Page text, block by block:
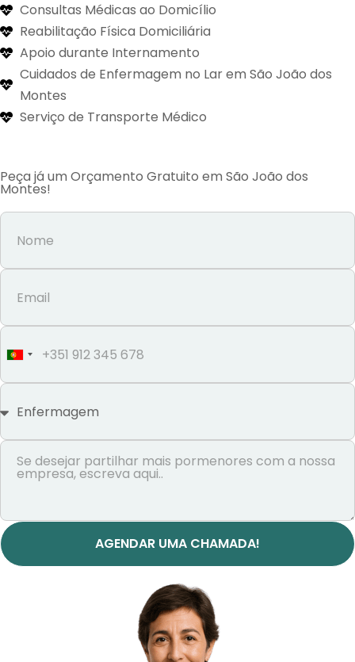
Consultas Médicas ao Domicílio
Reabilitação Física Domiciliária
Apoio durante Internamento
Cuidados de Enfermagem no Lar em São João dos
Montes
Serviço de Transporte Médico
Peça já um Orçamento Gratuito em São João dos
Montes!
Portugal
+351
AGENDAR UMA CHAMADA!